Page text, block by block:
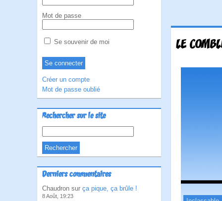
Mot de passe
Se souvenir de moi
Créer un compte
Mot de passe oublié
Rechercher sur le site
Derniers commentaires
Chaudron sur ça pique, ça brûle !
8 Août, 19:23
LE